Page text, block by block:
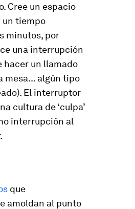
Cree un espacio
un tiempo
minutos, por
una interrupción
hacer un llamado
mesa... algún tipo
El interruptor
cultura de ‘culpa’
interrupción al
que
amoldan al punto